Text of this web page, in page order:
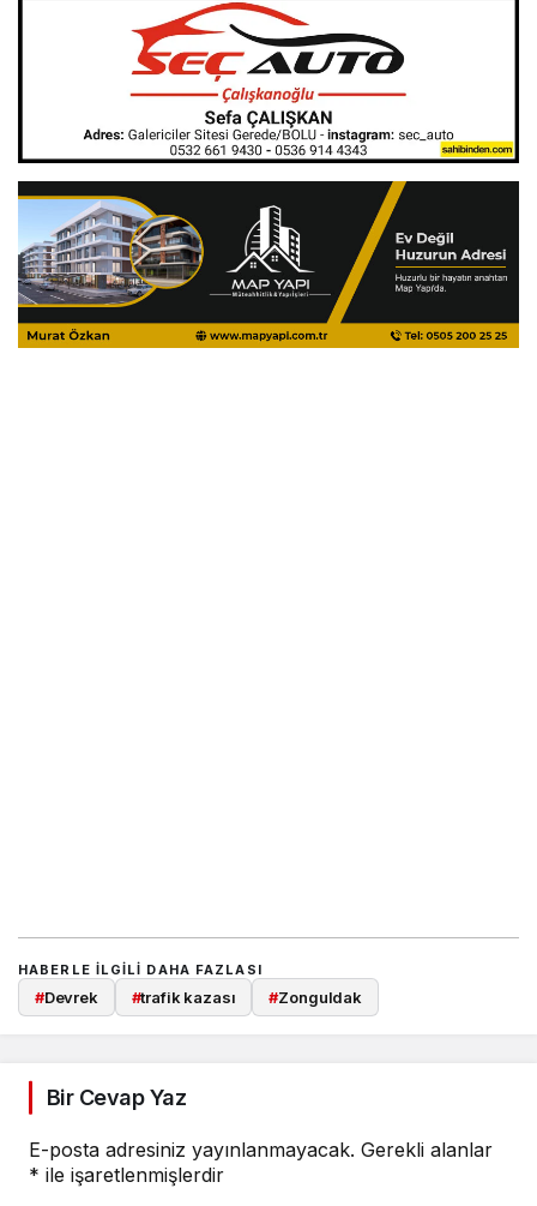
HABERLE ILGILI DAHA FAZLASI
#Devrek #trafik kazası #Zonguldak
Bir Cevap Yaz
E-posta adresiniz yayınlanmayacak. Gerekli alanlar
* ile işaretlenmişlerdir